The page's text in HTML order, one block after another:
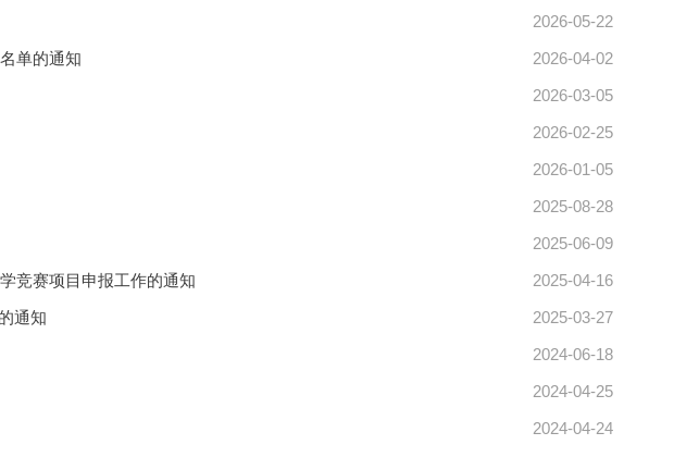
2026-05-22
单的通知
2026-04-02
2026-03-05
2026-02-25
2026-01-05
2025-08-28
2025-06-09
竞赛项目申报工作的通知
2025-04-16
通知
2025-03-27
2024-06-18
2024-04-25
2024-04-24